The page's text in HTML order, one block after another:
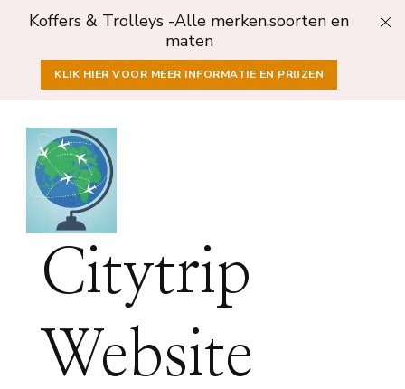
Koffers & Trolleys -Alle merken,soorten en
maten
KLIK HIER VOOR MEER INFORMATIE EN PRIJZEN
Citytrip
Website